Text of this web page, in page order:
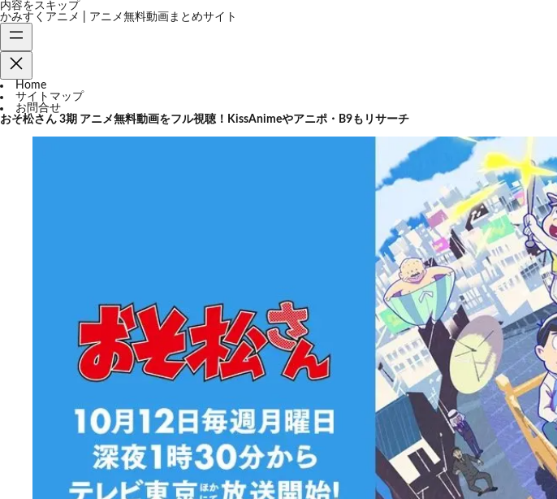
内容をスキップ
かみすくアニメ | アニメ無料動画まとめサイト
Home
サイトマップ
お問合せ
おそ松さん 3期 アニメ無料動画をフル視聴！KissAnimeやアニポ・B9もリサーチ